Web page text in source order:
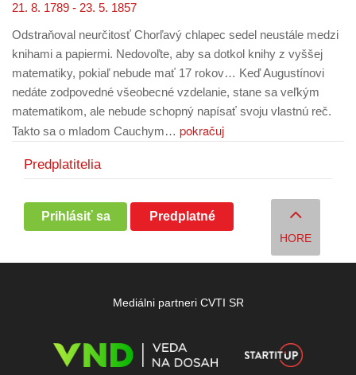
21. 8. 1789 - 23. 5. 1857
Odstraňoval neurčitosť Chorľavý chlapec sedel neustále medzi
knihami a papiermi. Nedovoľte, aby sa dotkol knihy z vyššej
matematiky, pokiaľ nebude mať 17 rokov… Keď Augustínovi
nedáte zodpovedné všeobecné vzdelanie, stane sa veľkým
matematikom, ale nebude schopný napísať svoju vlastnú reč.
Takto sa o mladom Cauchym… pokračuj
Predplatitelia
Prihlásiť sa Predplatné
HORE
Mediálni partneri CVTI SR